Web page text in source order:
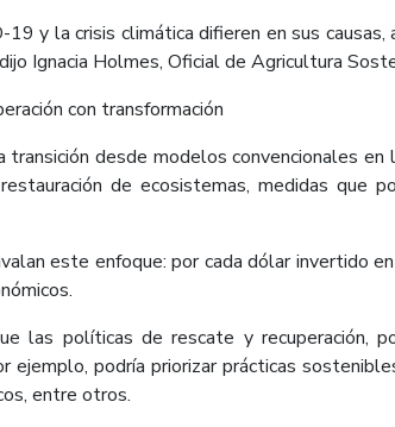
y la crisis climática difieren en sus
Ignacia Holmes, Oficial de Agricultura
con transformación
transición desde modelos convencionales
de ecosistemas, medidas que
este enfoque: por cada dólar invertido
las políticas de rescate y recuperación,
ejemplo, podría priorizar prácticas
entre otros.